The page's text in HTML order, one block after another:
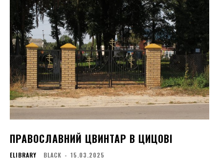
ПРАВОСЛАВНИЙ ЦВИНТАР В ЦИЦОВІ
ELIBRARY BLACK - 15.03.2025